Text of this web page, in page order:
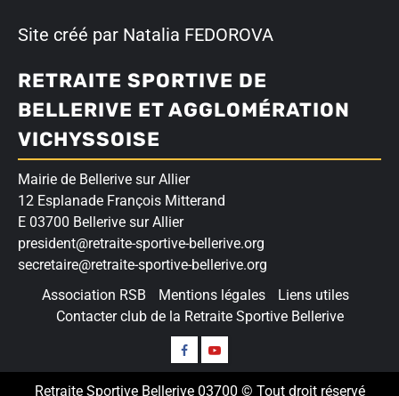
Site créé par Natalia FEDOROVA
RETRAITE SPORTIVE DE
BELLERIVE ET AGGLOMÉRATION
VICHYSSOISE
Mairie de Bellerive sur Allier
12 Esplanade François Mitterand
E 03700 Bellerive sur Allier
president@retraite-sportive-bellerive.org
secretaire@retraite-sportive-bellerive.org
Association RSB
Mentions légales
Liens utiles
Contacter club de la Retraite Sportive Bellerive
Suivez-
nous
Nos
vidéos
Retraite Sportive Bellerive 03700 © Tout droit réservé